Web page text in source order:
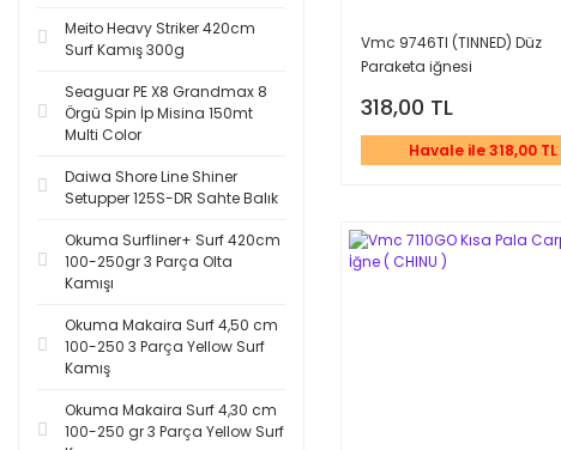
Meito Heavy Striker 420cm
Surf Kamış 300g
Seaguar PE X8 Grandmax 8
Örgü Spin İp Misina 150mt
Multi Color
Daiwa Shore Line Shiner
Setupper 125S-DR Sahte Balık
Okuma Surfliner+ Surf 420cm
100-250gr 3 Parça Olta
Kamışı
Okuma Makaira Surf 4,50 cm
100-250 3 Parça Yellow Surf
Kamış
Okuma Makaira Surf 4,30 cm
100-250 gr 3 Parça Yellow Surf
Vmc 9746TI (TINNED) Düz
Paraketa iğnesi
318,00 TL
Havale ile 318,00 TL